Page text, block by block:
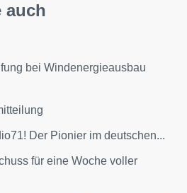
auch
bei Windenergieausbau
Der Pionier im deutschen...
für eine Woche voller